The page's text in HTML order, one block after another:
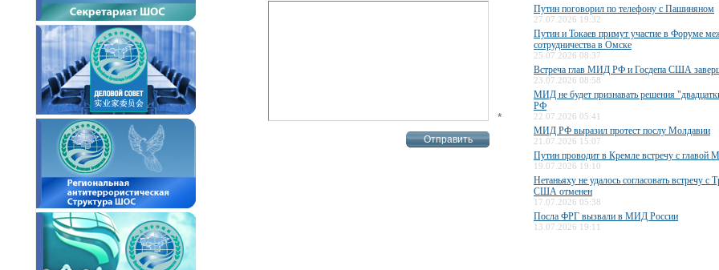
*
Путин поговорил по телефону с Пашиняном
27.07.2026 19:32
Путин и Токаев примут участие в Форуме
сотрудничества в Омске
25.07.2026 08:37
Встреча глав МИД РФ и Госдепа США
23.07.2026 08:58
МИД не будет признавать решения
РФ
22.07.2026 05:41
МИД РФ выразил протест послу Молдавии
21.07.2026 15:07
Путин проводит в Кремле встречу с
19.07.2026 19:10
Нетаньяху не удалось согласовать встречу с
США отменен
17.07.2026 05:38
Посла ФРГ вызвали в МИД России
13.07.2026 19:11